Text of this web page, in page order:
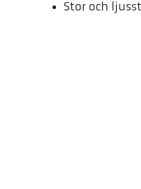
Stor och